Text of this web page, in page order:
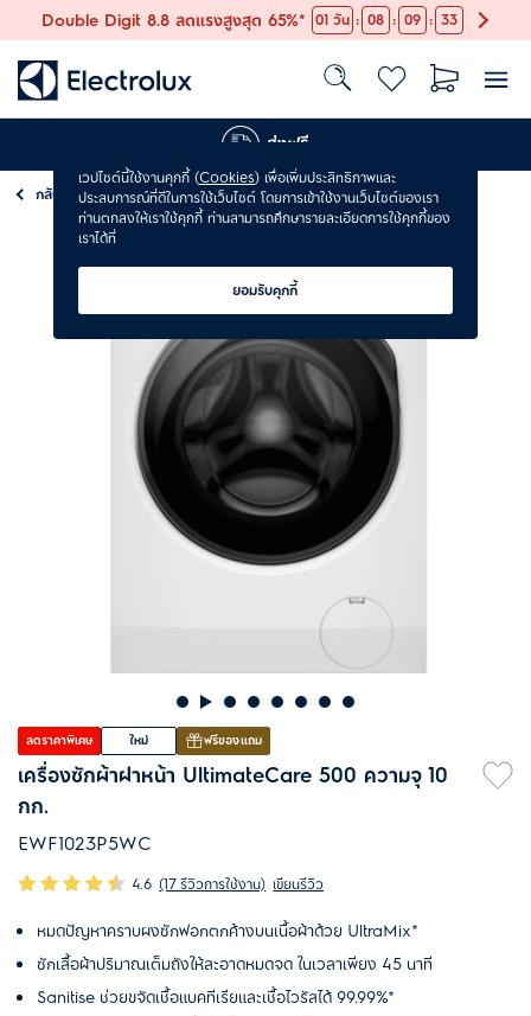
Double Digit 8.8 ลดแรงสูงสุด 65%* 01 วัน : 08 : 09 : 32
ส่งฟรี
กลับ เครื่องซักผ้า
ลดราคาพิเศษ ใหม่ ฟรีของแถม
เครื่องซักผ้าฝาหน้า UltimateCare 500 ความจุ 10
กก.
EWF1023P5WC
4.6 (17 รีวิวการใช้งาน) เขียนรีวิว
หมดปัญหาคราบผงซักฟอกตกค้างบนเนื้อผ้าด้วย UltraMix*
ซักเสื้อผ้าปริมาณเต็มถังให้สะอาดหมดจด ในเวลาเพียง 45 นาที
Sanitise ช่วยขจัดเชื้อแบคทีเรียและเชื้อไวรัสได้ 99.99%*
เวปไซต์นี้ใช้งานคุกกี้ (Cookies) เพื่อเพิ่มประสิทธิภาพและ
ประสบการณ์ที่ดีในการใช้เว็บไซต์ โดยการเข้าใช้งานเว็บไซต์ของเรา
ท่านตกลงให้เราใช้คุกกี้ ท่านสามารถศึกษารายละเอียดการใช้คุกกี้ของ
เราได้ที่
ยอมรับคุกกี้